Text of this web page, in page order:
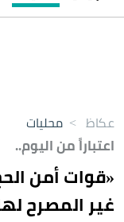
عكاظ > محليات
اعتباراً من اليوم..
«قوات أمن
غير المصرح